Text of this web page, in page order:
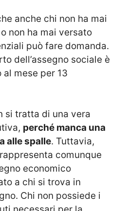
anche chi non ha mai
non ha mai versato
può fare domanda.
dell’assegno sociale è
al mese per 13
si tratta di una vera
perché manca una
alle spalle. Tuttavia,
comunque
economico
a chi si trova in
Chi non possiede i